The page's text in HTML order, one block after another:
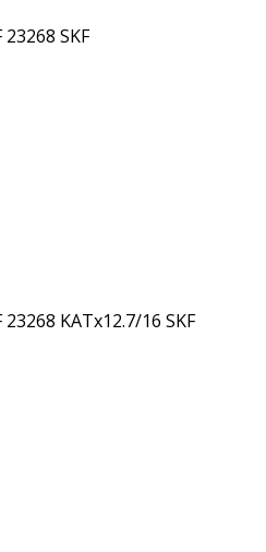
SKF
KATx12.7/16 SKF